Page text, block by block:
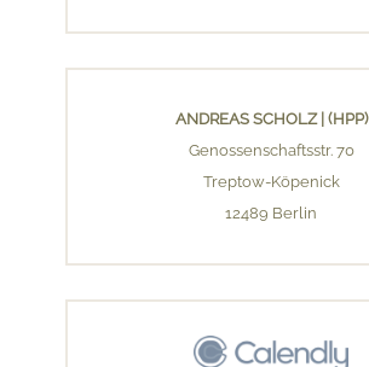
ANDREAS SCHOLZ | (HPP)
Genossenschaftsstr. 70
Treptow-Köpenick
12489 Berlin